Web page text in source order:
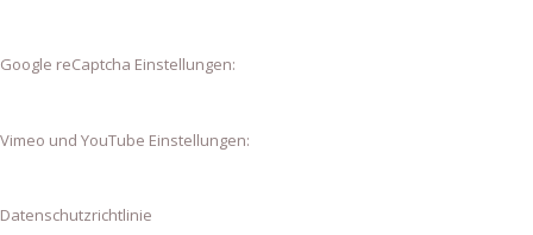
Google reCaptcha Einstellungen:
Vimeo und YouTube Einstellungen:
Datenschutzrichtlinie